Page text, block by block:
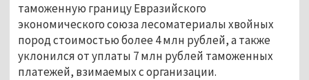
таможенную границу Евразийского
экономического союза лесоматериалы хвойных
пород стоимостью более 4 млн рублей, а также
уклонился от уплаты 7 млн рублей таможенных
платежей, взимаемых с организации.